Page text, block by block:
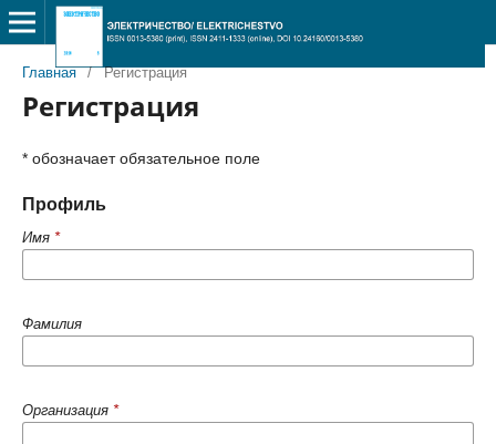
Главная / Регистрация
Регистрация
* обозначает обязательное поле
Профиль
Имя *
Фамилия
Организация *